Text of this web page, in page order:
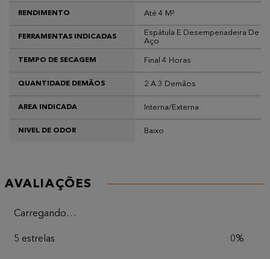
RENDIMENTO Até 4 M²
FERRAMENTAS INDICADAS
Espátula E Desempenadeira De
Aço
TEMPO DE SECAGEM Final 4 Horas
QUANTIDADE DEMÃOS 2 A 3 Demãos
AREA INDICADA Interna/Externa
NIVEL DE ODOR Baixo
AVALIAÇÕES
Carregando…
5 estrelas 0%